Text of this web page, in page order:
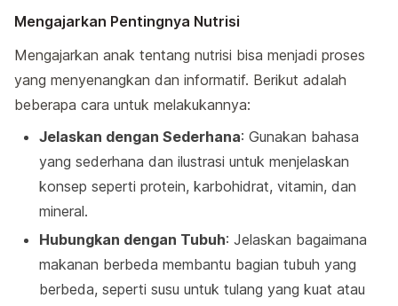
Mengajarkan Pentingnya Nutrisi
Mengajarkan anak tentang nutrisi bisa menjadi proses
yang menyenangkan dan informatif. Berikut adalah
beberapa cara untuk melakukannya:
Jelaskan dengan Sederhana: Gunakan bahasa
yang sederhana dan ilustrasi untuk menjelaskan
konsep seperti protein, karbohidrat, vitamin, dan
mineral.
Hubungkan dengan Tubuh: Jelaskan bagaimana
makanan berbeda membantu bagian tubuh yang
berbeda, seperti susu untuk tulang yang kuat atau